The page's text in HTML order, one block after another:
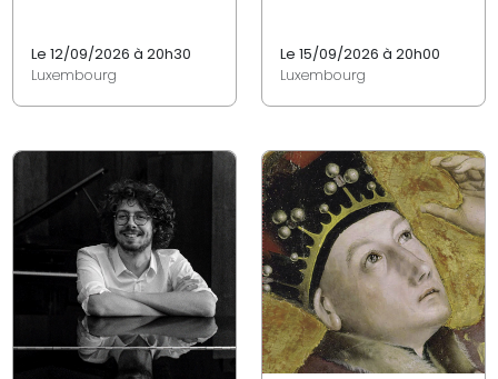
Le 12/09/2026 à 20h30
Luxembourg
Le 15/09/2026 à 20h00
Luxembourg